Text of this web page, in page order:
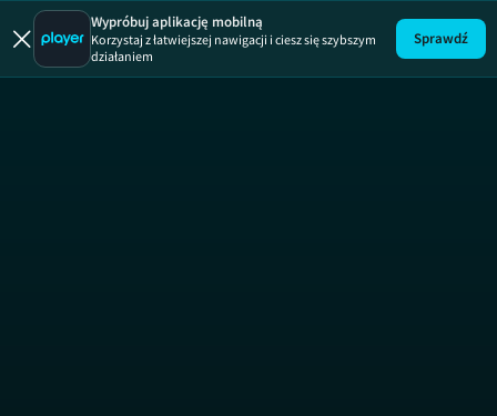
Wypróbuj aplikację mobilną
Korzystaj z łatwiejszej nawigacji i ciesz się szybszym
działaniem
Sprawdź